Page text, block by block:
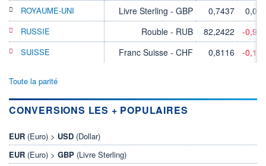
ROYAUME-UNI Livre Sterling - GBP 0,7437
RUSSIE Rouble - RUB 82,2422 -
SUISSE Franc Suisse - CHF 0,8116 -
Toute la parité
CONVERSIONS LES + POPULAIRES
EUR (Euro) > USD (Dollar)
EUR (Euro) > GBP (Livre Sterling)